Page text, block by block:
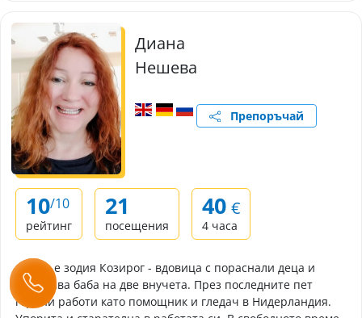
Диана
Нешева
Препоръчай
10/10
рейтинг
21
посещения
40 €
4 часа
Диана е зодия Козирог - вдовица с пораснали деца и
щастлива баба на две внучета. През последните пет
години работи като помощник и гледач в Нидерландия.